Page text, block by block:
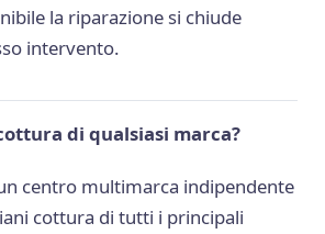
la riparazione si chiude
intervento.
di qualsiasi marca?
centro multimarca indipendente
cottura di tutti i principali